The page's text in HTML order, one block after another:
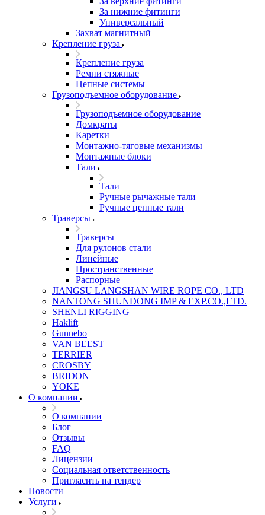
За нижние фитинги
Универсальный
Захват магнитный
Крепление груза
Крепление груза
Ремни стяжные
Цепные системы
Грузоподъемное оборудование
Грузоподъемное оборудование
Домкраты
Каретки
Монтажно-тяговые механизмы
Монтажные блоки
Тали
Тали
Ручные рычажные тали
Ручные цепные тали
Траверсы
Траверсы
Для рулонов стали
Линейные
Пространственные
Распорные
JIANGSU LANGSHAN WIRE ROPE CO., LTD
NANTONG SHUNDONG IMP & EXP.CO.,LTD.
SHENLI RIGGING
Haklift
Gunnebo
VAN BEEST
TERRIER
CROSBY
BRIDON
YOKE
О компании
О компании
Блог
Отзывы
FAQ
Лицензии
Социальная ответственность
Пригласить на тендер
Новости
Услуги